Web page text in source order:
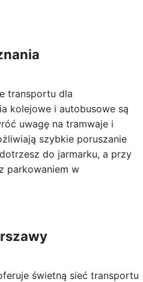
transportu dla
kolejowe i autobusowe są
uwagę na tramwaje i
szybkie poruszanie
do jarmarku, a przy
parkowaniem w
świetną sieć transportu